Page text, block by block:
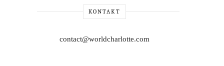
KONTAKT
contact@worldcharlotte.com